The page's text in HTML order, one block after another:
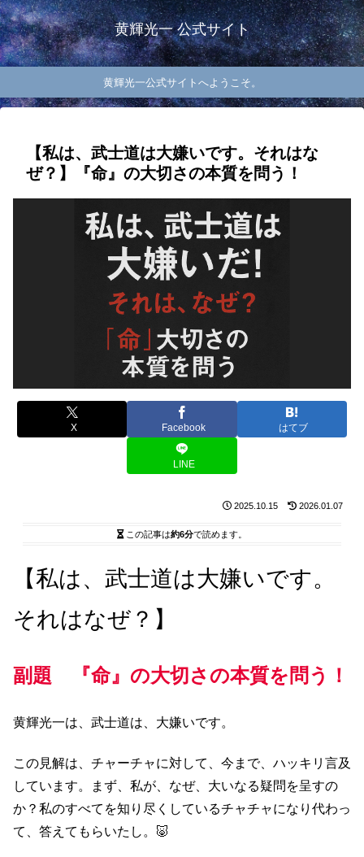
黄輝光一 公式サイト
黄輝光一公式サイトへようこそ。
【私は、武士道は大嫌いです。それはな
ぜ？】『命』の大切さの本質を問う！
X Facebook はてブ
LINE
2025.10.15 2026.01.07
この記事は約6分で読めます。
【私は、武士道は大嫌いです。
それはなぜ？】
副題 『命』の大切さの本質を問う！
黄輝光一は、武士道は、大嫌いです。
この見解は、チャーチャに対して、今まで、ハッキリ言及
しています。まず、私が、なぜ、大いなる疑問を呈すの
か？私のすべてを知り尽くしているチャチャになり代わっ
て、答えてもらいたし。🐷